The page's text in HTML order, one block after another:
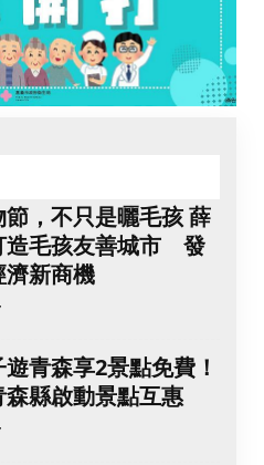
節，不只是曬毛孩 薛
造毛孩友善城市 發
新商機
青森享2景點免費！
縣啟動景點互惠